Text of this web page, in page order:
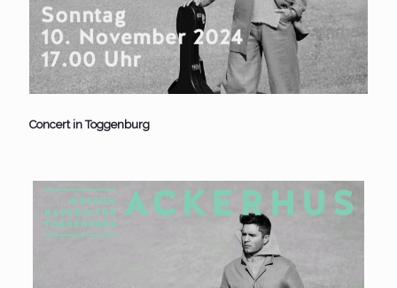
Concert in Toggenburg